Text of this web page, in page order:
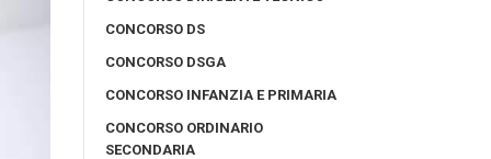
CONCORSO DS
CONCORSO DSGA
CONCORSO INFANZIA E PRIMARIA
CONCORSO ORDINARIO
SECONDARIA